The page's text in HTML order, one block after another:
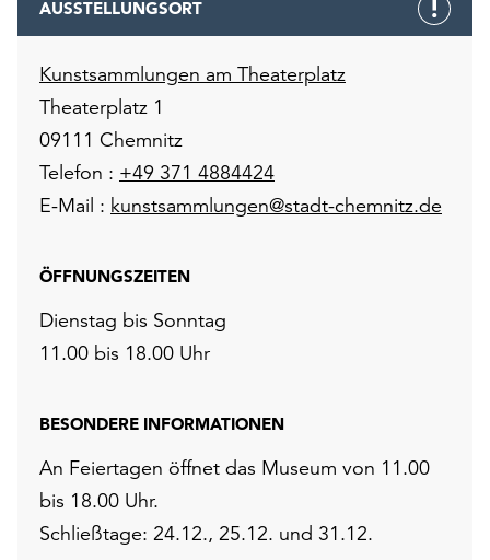
AUSSTELLUNGSORT
Kunstsammlungen am Theaterplatz
Theaterplatz 1
09111 Chemnitz
Telefon : +49 371 4884424
E-Mail : kunstsammlungen@stadt-chemnitz.de
ÖFFNUNGSZEITEN
Dienstag bis Sonntag
11.00 bis 18.00 Uhr
BESONDERE INFORMATIONEN
An Feiertagen öffnet das Museum von 11.00
bis 18.00 Uhr.
Schließtage: 24.12., 25.12. und 31.12.